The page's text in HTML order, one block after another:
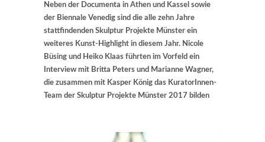
Neben der Documenta in Athen und Kassel sowie
der Biennale Venedig sind die alle zehn Jahre
stattfindenden Skulptur Projekte Münster ein
weiteres Kunst-Highlight in diesem Jahr. Nicole
Büsing und Heiko Klaas führten im Vorfeld ein
Interview mit Britta Peters und Marianne Wagner,
die zusammen mit Kasper König das KuratorInnen-
Team der Skulptur Projekte Münster 2017 bilden